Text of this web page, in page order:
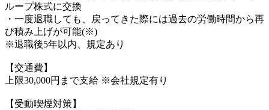
ループ株式に交換
・一度退職しても、戻ってきた際には過去の労働時間から再
び積み上げが可能(※)
※退職後5年以内、規定あり
【交通費】
上限30,000円まで支給 ※会社規定有り
【受動喫煙対策】